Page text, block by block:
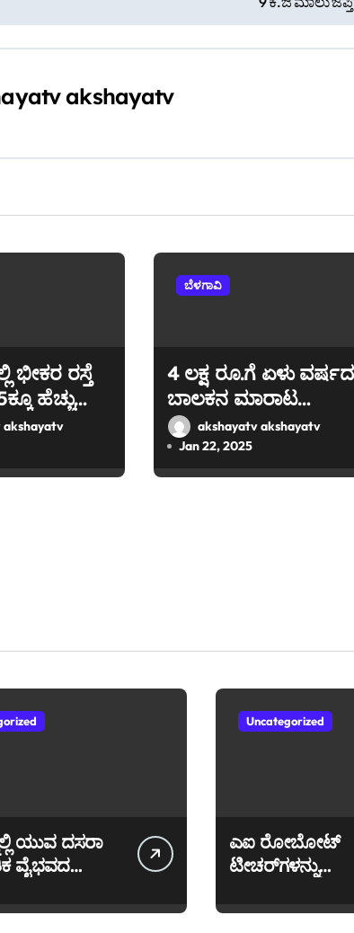
akshayatv
ಭೀಕರ ರಸ್ತೆ
ಹೆಚ್ಚು
ಆಸ್ಪತ್ರೆಗೆ
akshayatv
ಬೆಳಗಾವಿ
4 ಲಕ್ಷ ರೂ.ಗೆ ಏಳು ವರ್ಷದ
ಬಾಲಕನ ಮಾರಾಟ
ಬೆಳಗಾವಿಯಲ್ಲಿ ನಾಲ್ವರ
ಬಂಧನ
akshayatv akshayatv
Jan 22, 2025
ಯುವ ದಸರಾ
ವೈಭವದ
Uncategorized
ಎಐ ರೋಬೋಟ್
ಟೀಚರ್‌ಗಳನ್ನು
ಕರ್ನಾಟಕದಲ್ಲಿಯೇ